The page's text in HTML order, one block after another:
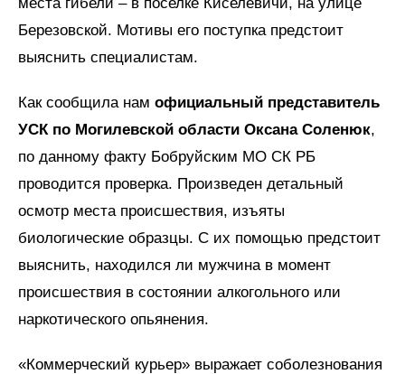
Березовской. Мотивы его поступка предстоит
выяснить специалистам.
Как сообщила нам официальный представитель
УСК по Могилевской области Оксана Соленюк,
по данному факту Бобруйским МО СК РБ
проводится проверка. Произведен детальный
осмотр места происшествия, изъяты
биологические образцы. С их помощью предстоит
выяснить, находился ли мужчина в момент
происшествия в состоянии алкогольного или
наркотического опьянения.
«Коммерческий курьер» выражает соболезнования